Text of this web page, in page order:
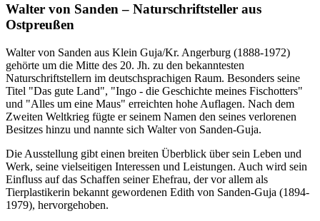
Walter von Sanden – Naturschriftsteller aus
Ostpreußen
Walter von Sanden aus Klein Guja/Kr. Angerburg (1888-1972)
gehörte um die Mitte des 20. Jh. zu den bekanntesten
Naturschriftstellern im deutschsprachigen Raum. Besonders seine
Titel "Das gute Land", "Ingo - die Geschichte meines Fischotters"
und "Alles um eine Maus" erreichten hohe Auflagen. Nach dem
Zweiten Weltkrieg fügte er seinem Namen den seines verlorenen
Besitzes hinzu und nannte sich Walter von Sanden-Guja.
Die Ausstellung gibt einen breiten Überblick über sein Leben und
Werk, seine vielseitigen Interessen und Leistungen. Auch wird sein
Einfluss auf das Schaffen seiner Ehefrau, der vor allem als
Tierplastikerin bekannt gewordenen Edith von Sanden-Guja (1894-
1979), hervorgehoben.